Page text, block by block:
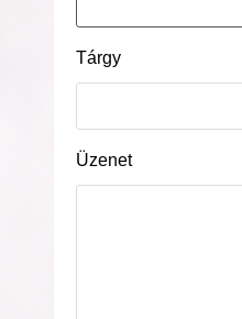
Tárgy
Üzenet